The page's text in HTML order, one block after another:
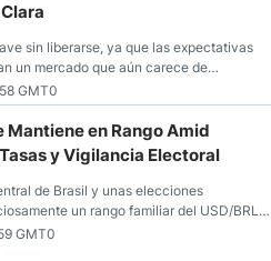
sin liberarse, ya que las expectativas
un mercado que aún carece de
GMT0
Mantiene en Rango Amid
y Vigilancia Electoral
de Brasil y unas elecciones
un rango familiar del USD/BRL.
central de Brasil y unas elecciones
un rango familiar del USD/BRL.
GMT0